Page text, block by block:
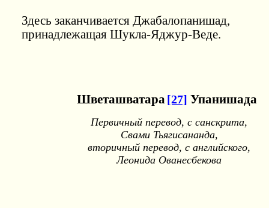
Здесь заканчивается Джабалопанишад,
принадлежащая Шукла-Яджур-Веде.
Шветашватара [27] Упанишада
Первичный перевод, с санскрита,
Свами Тьягисананда,
вторичный перевод, с английского,
Леонида Ованесбекова